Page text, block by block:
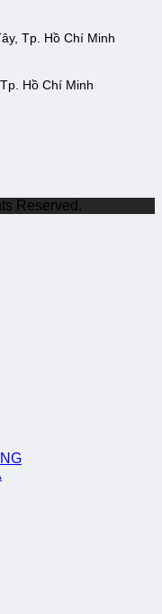
Tp. Hồ Chí Minh
Hồ Chí Minh
Reserved.